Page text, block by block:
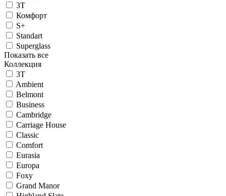
3T
Комфорт
S+
Standart
Superglass
Показать все
Коллекция
3T
Ambient
Belmont
Business
Cambridge
Carriage House
Classic
Comfort
Eurasia
Europa
Foxy
Grand Manor